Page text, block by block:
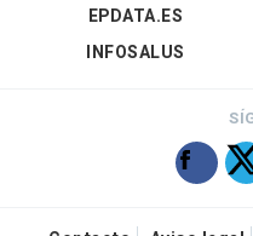
EPDATA.ES
INFOSALUS